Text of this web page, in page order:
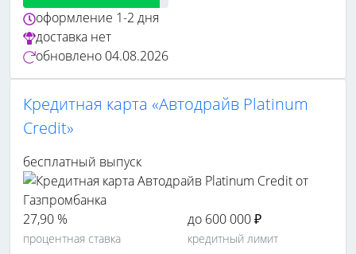
оформление 1-2 дня
доставка нет
обновлено 04.08.2026
Кредитная карта «Автодрайв Platinum
Credit»
бесплатный выпуск
27,90 %
процентная ставка
до 600 000 ₽
кредитный лимит